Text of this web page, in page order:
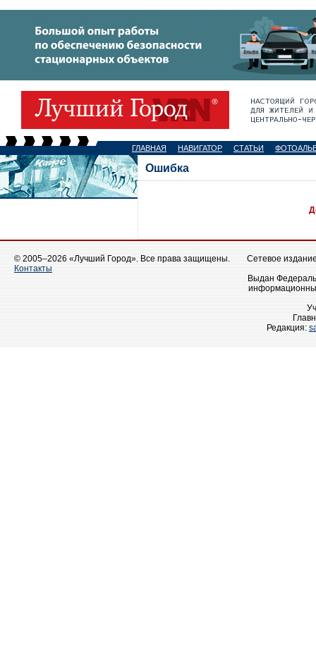
ГЛАВНАЯ НАВИГАТОР СТАТЬИ
Ошибка
© 2005–2026 «Лучший Город». Все права защищены.
Контакты
Сетевое
Выдан
Редакция: